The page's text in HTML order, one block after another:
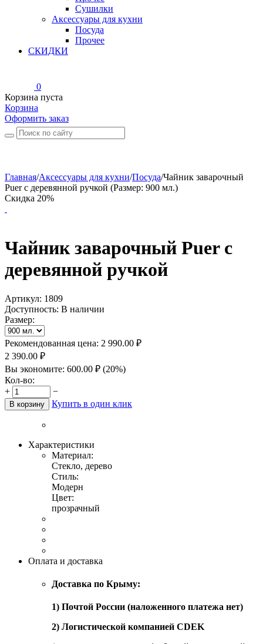
Сушилки
Аксессуары для кухни
Посуда
Прочее
СКИДКИ
0
Корзина пуста
Корзина
Оформить заказ
Главная/Аксессуары для кухни/Посуда/Чайник заварочный
Puer с деревянной ручкой (Размер: 900 мл.)
Скидка 20%
Чайник заварочный Puer с
деревянной ручкой
Артикул: 1809
Доступность: В наличии
Размер:
Рекомендованная цена: 2 990.00 ₽
2 390.00 ₽
Вы экономите: 600.00 ₽ (20%)
Кол-во:
+
−
В корзину Купить в один клик
Характеристики
Материал:
Стекло, дерево
Стиль:
Модерн
Цвет:
прозрачный
Оплата и доставка
Доставка по Крыму:
1) Почтой России (наложенного платежа нет)
2) Логистической компанией CDEK